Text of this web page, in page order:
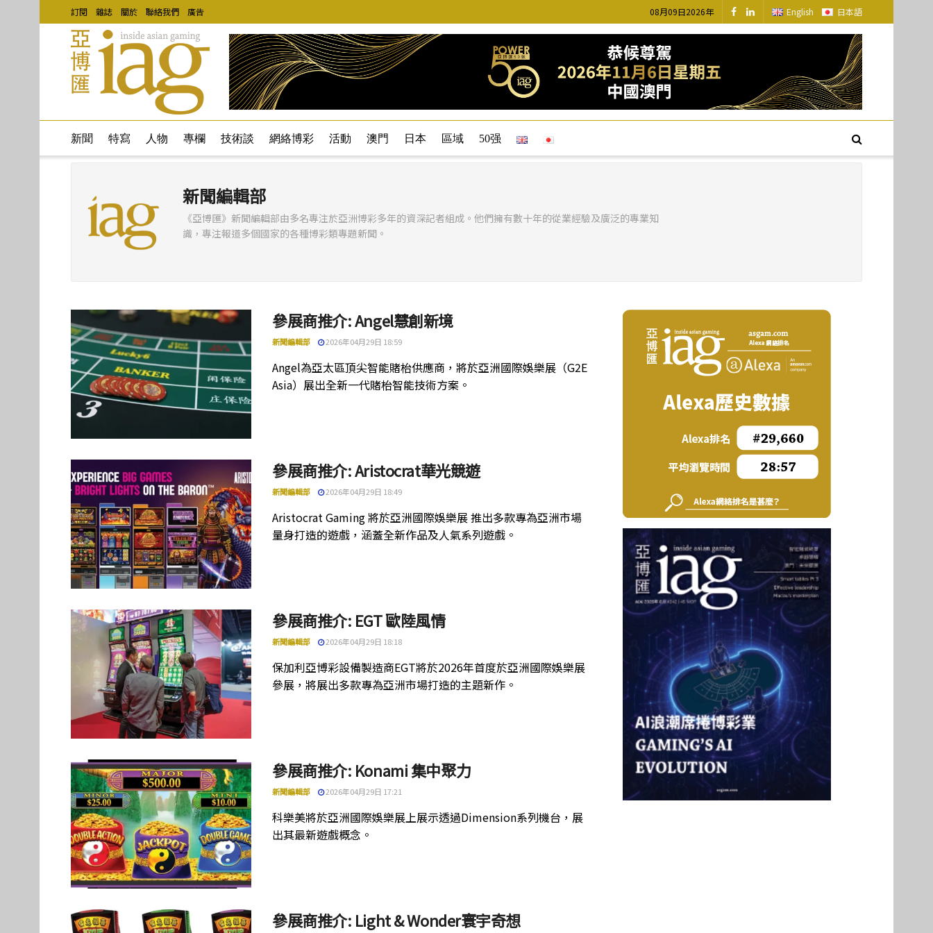
訂閱 雜誌 關於 聯絡我們 廣告 08月09日2026年 English 日本語
新聞 特寫 人物 專欄 技術談 網絡博彩 活動 澳門 日本 區域 50强
新聞編輯部
《亞博匯》新聞編輯部由多名專注於亞洲博彩多年的資深記者組成。他們擁有數十年的從業經驗及廣泛的專業知
識，專注報道多個國家的各種博彩類專題新聞。
參展商推介: Angel慧創新境
新聞編輯部 2026年04月29日 18:59
Angel為亞太區頂尖智能賭枱供應商，將於亞洲國際娛樂展（G2E
Asia）展出全新一代賭枱智能技術方案。
參展商推介: Aristocrat華光競遊
新聞編輯部 2026年04月29日 18:49
Aristocrat Gaming 將於亞洲國際娛樂展 推出多款專為亞洲市場
量身打造的遊戲，涵蓋全新作品及人氣系列遊戲。
參展商推介: EGT 歐陸風情
新聞編輯部 2026年04月29日 18:18
保加利亞博彩設備製造商EGT將於2026年首度於亞洲國際娛樂展
參展，將展出多款專為亞洲市場打造的主題新作。
參展商推介: Konami 集中聚力
新聞編輯部 2026年04月29日 17:21
科樂美將於亞洲國際娛樂展上展示透過Dimension系列機台，展
出其最新遊戲概念。
參展商推介: Light & Wonder寰宇奇想